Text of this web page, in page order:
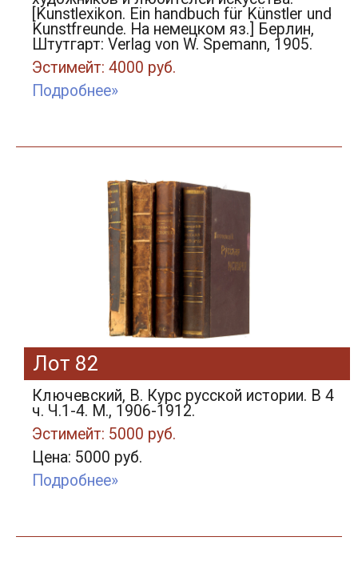
[Kunstlexikon. Ein handbuch für Künstler und
Kunstfreunde. На немецком яз.] Берлин,
Штутгарт: Verlag von W. Spemann, 1905.
Эстимейт: 4000 руб.
Подробнее»
Лот 82
Ключевский, В. Курс русской истории. В 4
ч. Ч.1-4. М., 1906-1912.
Эстимейт: 5000 руб.
Цена: 5000 руб.
Подробнее»